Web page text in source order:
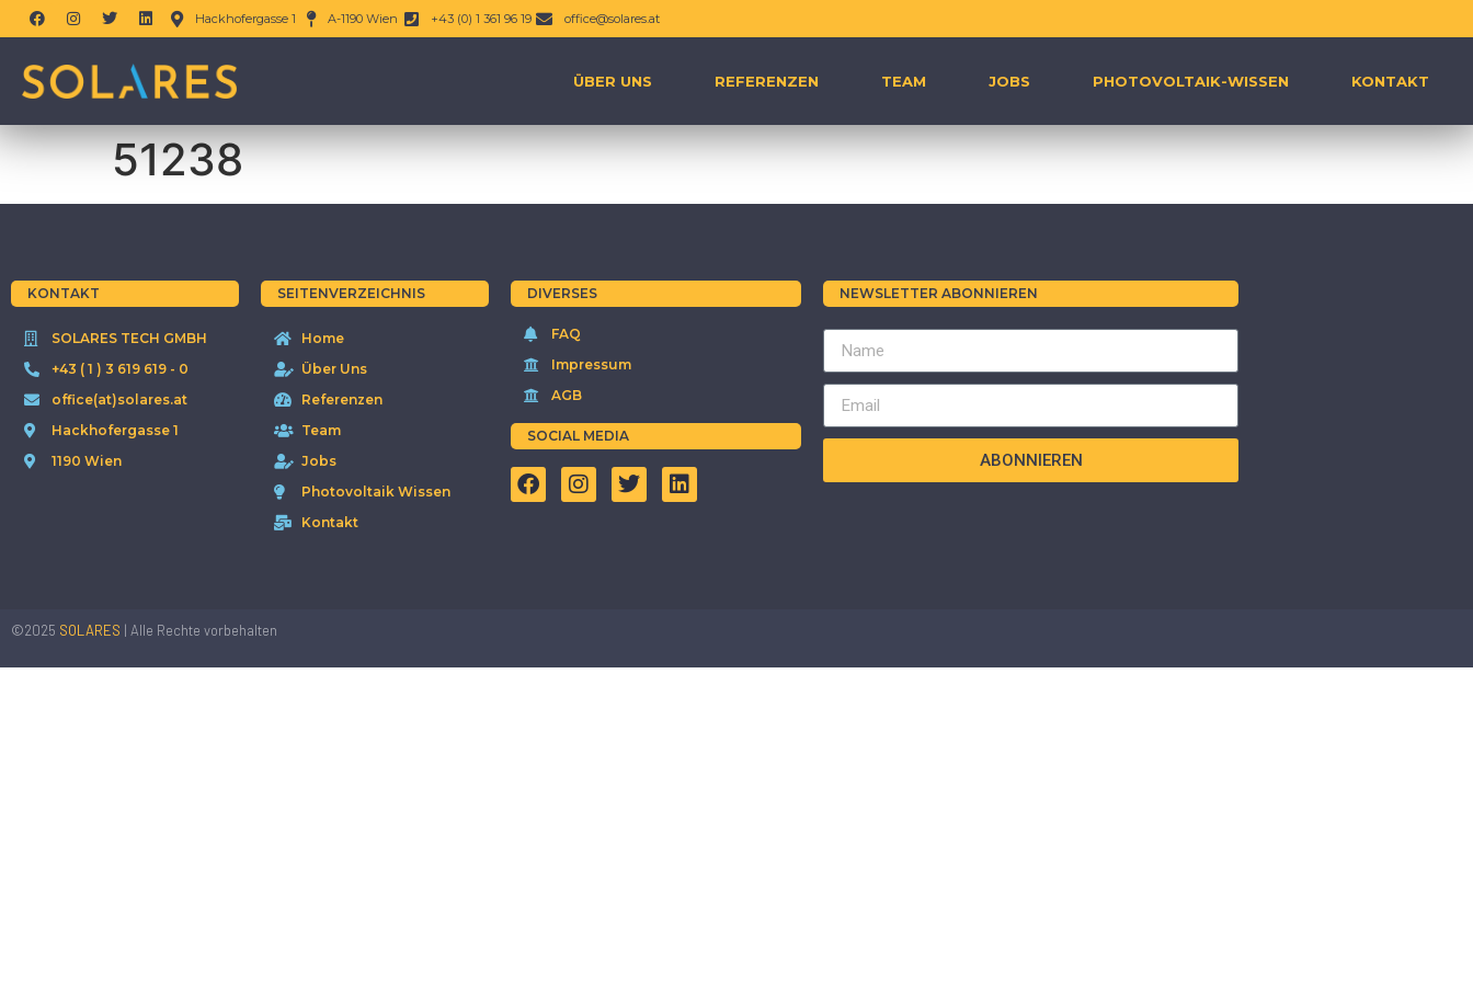
Hackhofergasse 1 A-1190 Wien +43 (0) 1 361 96 19 office@solares.at
ÜBER UNS REFERENZEN TEAM JOBS PHOTOVOLTAIK-WISSEN KONTAKT
51238
KONTAKT
SOLARES TECH GMBH
+43 ( 1 ) 3 619 619 - 0
office(at)solares.at
Hackhofergasse 1
1190 Wien
SEITENVERZEICHNIS
Home
Über Uns
Referenzen
Team
Jobs
Photovoltaik Wissen
Kontakt
DIVERSES
FAQ
Impressum
AGB
SOCIAL MEDIA
NEWSLETTER ABONNIEREN
ABONNIEREN
©2025 SOLARES | Alle Rechte vorbehalten